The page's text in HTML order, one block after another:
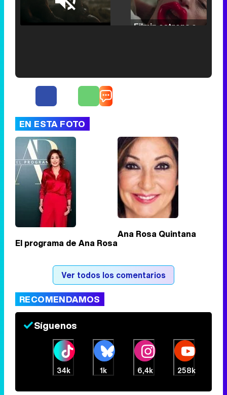
Unmute /
Loaded:
25.30%
EN ESTA FOTO
El programa de Ana Rosa
Ana Rosa Quintana
Ver todos los comentarios
RECOMENDAMOS
Síguenos
34k 1k 6,4k 258k